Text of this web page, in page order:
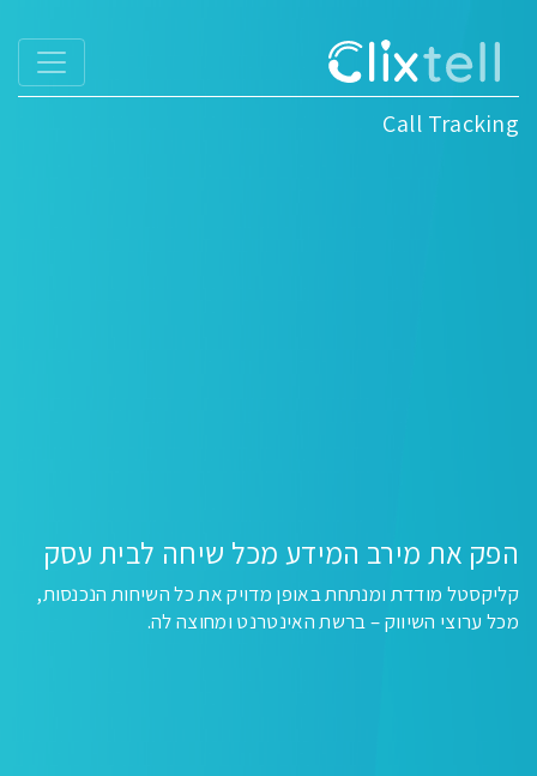
Call Tracking
הפק את מירב המידע מכל שיחה לבית עסק
קליקסטל מודדת ומנתחת באופן מדויק את כל השיחות הנכנסות,
מכל ערוצי השיווק – ברשת האינטרנט ומחוצה לה.